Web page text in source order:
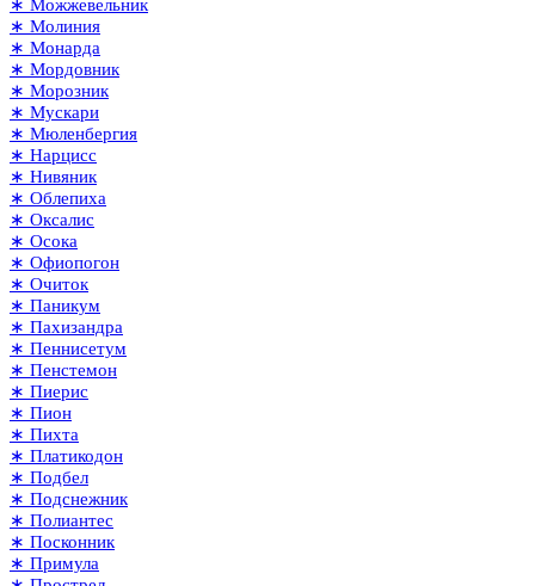
∗ Можжевельник
∗ Молиния
∗ Монарда
∗ Мордовник
∗ Морозник
∗ Мускари
∗ Мюленбергия
∗ Нарцисс
∗ Нивяник
∗ Облепиха
∗ Оксалис
∗ Осока
∗ Офиопогон
∗ Очиток
∗ Паникум
∗ Пахизандра
∗ Пеннисетум
∗ Пенстемон
∗ Пиерис
∗ Пион
∗ Пихта
∗ Платикодон
∗ Подбел
∗ Подснежник
∗ Полиантес
∗ Посконник
∗ Примула